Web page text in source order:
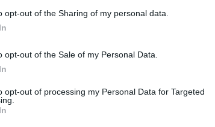
to Google and its third-party tags to use your data for
consent section.
opt-out of the Sharing of my personal data.
opt-out of the Sale of my Personal Data.
opt-out of processing my Personal Data for Targeted